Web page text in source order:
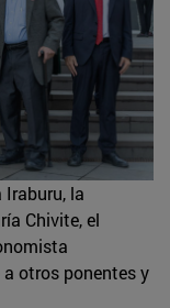
la
Chivite, el
otros ponentes y